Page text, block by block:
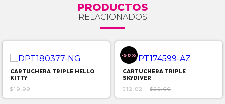
PRODUCTOS
RELACIONADOS
CARTUCHERA TRIPLE HELLO
KITTY
$19.99
-50%
CARTUCHERA TRIPLE
SKYDIVER
$12.82
$25.66